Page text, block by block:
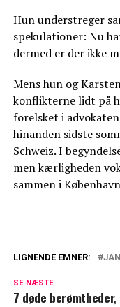
Hun understreger
spekulationer: Nu
dermed er der ikke
Mens hun og
konflikterne lidt på
forelsket i
hinanden sidste
Schweiz. I
men kærligheden
sammen i
store
LIGNENDE EMNER:
SE NÆSTE
7 døde